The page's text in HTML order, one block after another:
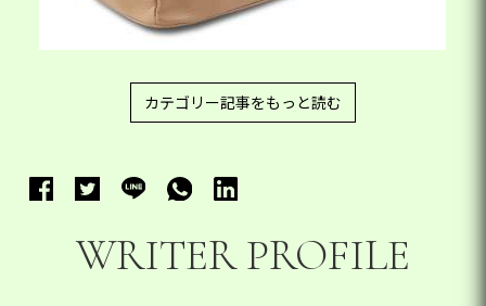
カテゴリー記事をもっと読む
WRITER PROFILE